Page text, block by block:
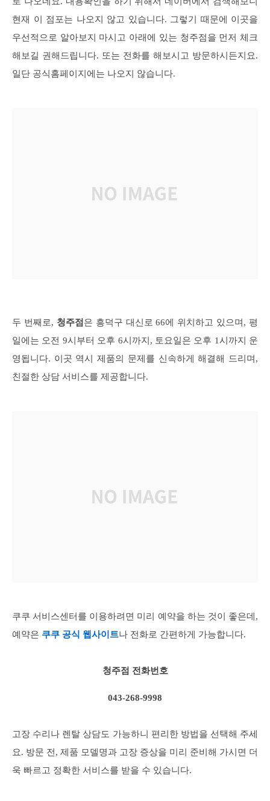
현재 이 점포는 나오지 않고 있습니다. 그렇기 때문에 이곳을
우선적으로 알아보지 마시고 아래에 있는 청주점을 먼저 체크
해보길 권해드립니다. 또는 전화를 해보시고 방문하시든지요.
일단 공식홈페이지에는 나오지 않습니다.
두 번째로, 청주점 은 흥덕구 대신로 66에 위치하고 있으며, 평
일에는 오전 9시부터 오후 6시까지, 토요일은 오후 1시까지 운
영됩니다. 이곳 역시 제품의 문제를 신속하게 해결해 드리며,
친절한 상담 서비스를 제공합니다.
쿠쿠 서비스센터를 이용하려면 미리 예약을 하는 것이 좋은데,
예약은 쿠쿠 공식 웹사이트나 전화로 간편하게 가능합니다.
청주점 전화번호
043-268-9998
고장 수리나 렌탈 상담도 가능하니 편리한 방법을 선택해 주세
요. 방문 전, 제품 모델명과 고장 증상을 미리 준비해 가시면 더
욱 빠르고 정확한 서비스를 받을 수 있습니다.